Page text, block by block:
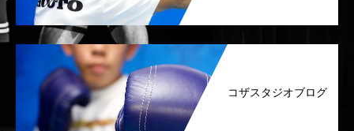
コザスタジオブログ